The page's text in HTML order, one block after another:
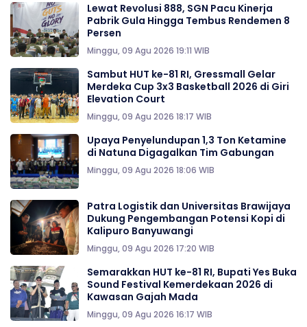
Lewat Revolusi 888, SGN Pacu Kinerja
Pabrik Gula Hingga Tembus Rendemen 8
Persen
Minggu, 09 Agu 2026 19:11 WIB
Sambut HUT ke-81 RI, Gressmall Gelar
Merdeka Cup 3x3 Basketball 2026 di Giri
Elevation Court
Minggu, 09 Agu 2026 18:17 WIB
Upaya Penyelundupan 1,3 Ton Ketamine
di Natuna Digagalkan Tim Gabungan
Minggu, 09 Agu 2026 18:06 WIB
Patra Logistik dan Universitas Brawijaya
Dukung Pengembangan Potensi Kopi di
Kalipuro Banyuwangi
Minggu, 09 Agu 2026 17:20 WIB
Semarakkan HUT ke-81 RI, Bupati Yes Buka
Sound Festival Kemerdekaan 2026 di
Kawasan Gajah Mada
Minggu, 09 Agu 2026 16:17 WIB